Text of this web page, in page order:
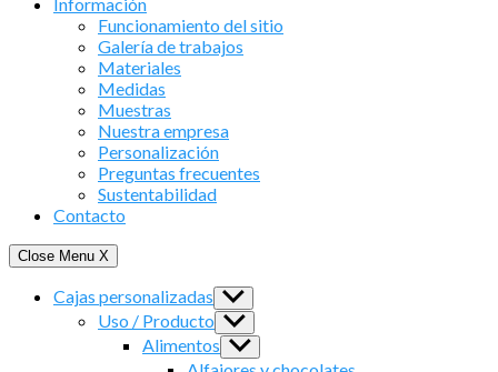
Funcionamiento del sitio
Galería de trabajos
Materiales
Medidas
Muestras
Nuestra empresa
Personalización
Preguntas frecuentes
Sustentabilidad
Contacto
Close Menu X
Cajas personalizadas Show
sub
menu
Uso / Producto Show
sub
menu
Alimentos Show
sub